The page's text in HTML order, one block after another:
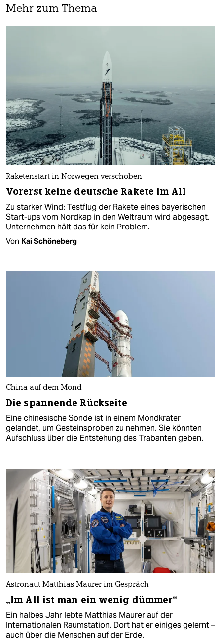
Mehr zum Thema
Raketenstart in Norwegen verschoben
Vorerst keine deutsche Rakete im All
Zu starker Wind: Testflug der Rakete eines bayerischen
Start-ups vom Nordkap in den Weltraum wird abgesagt.
Unternehmen hält das für kein Problem.
Von Kai Schöneberg
China auf dem Mond
Die spannende Rückseite
Eine chinesische Sonde ist in einem Mondkrater
gelandet, um Gesteinsproben zu nehmen. Sie könnten
Aufschluss über die Entstehung des Trabanten geben.
Astronaut Matthias Maurer im Gespräch
„Im All ist man ein wenig dümmer“
Ein halbes Jahr lebte Matthias Maurer auf der
Internationalen Raumstation. Dort hat er einiges gelernt –
auch über die Menschen auf der Erde.